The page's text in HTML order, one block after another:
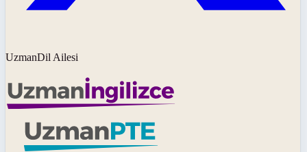
UzmanDil Ailesi